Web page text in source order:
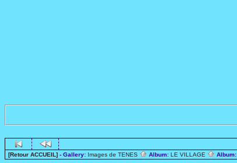
[Retour ACCUEIL] - Gallery: Images de TENES Album: LE VILLAGE Album: